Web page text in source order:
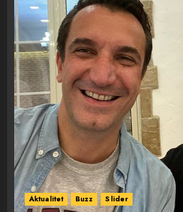
Aktualitet Buzz Slider